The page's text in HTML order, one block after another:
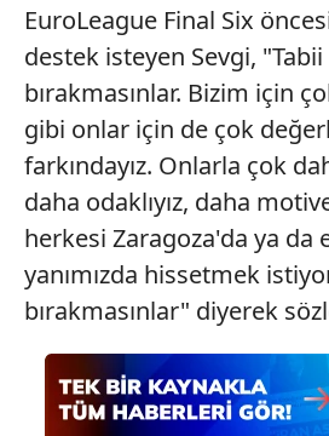
EuroLeague Final Six
destek isteyen Sevgi, "Tabii
bırakmasınlar. Bizim için
gibi onlar için de çok
farkındayız. Onlarla çok
daha odaklıyız, daha
herkesi Zaragoza'da ya da
yanımızda hissetmek
bırakmasınlar" diyerek